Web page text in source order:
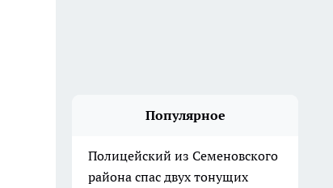
Популярное
Полицейский из Семеновского
района спас двух тонущих